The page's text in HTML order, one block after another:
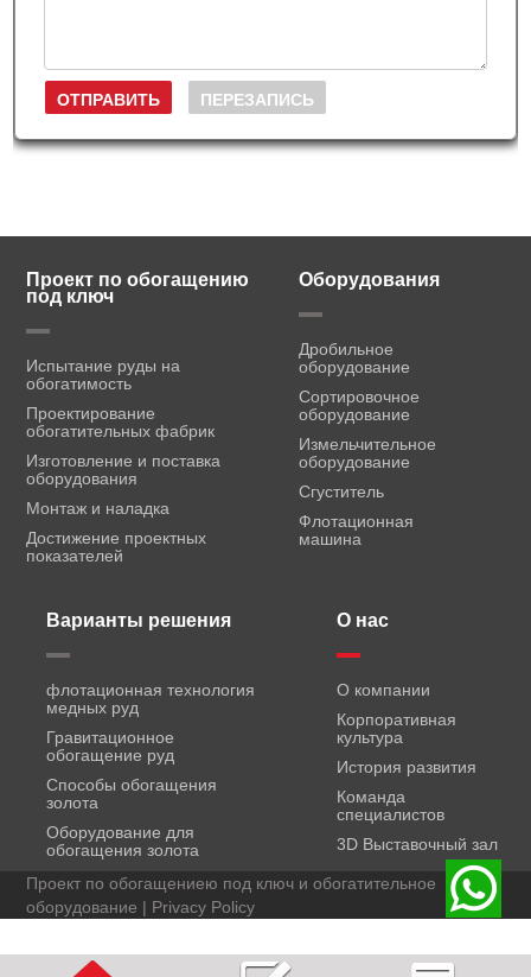
Проект по обогащению
под ключ
Испытание руды на
обогатимость
Проектирование
обогатительных фабрик
Изготовление и поставка
оборудования
Монтаж и наладка
Достижение проектных
показателей
Оборудования
Дробильное
оборудование
Сортировочное
оборудование
Измельчительное
оборудование
Сгуститель
Флотационная
машина
Варианты решения
флотационная технология
медных руд
Гравитационное
обогащение руд
Способы обогащения
золота
Оборудование для
обогащения золота
О нас
О компании
Корпоративная
культура
История развития
Команда
специалистов
3D Выставочный зал
Проект по обогащениею под ключ и обогатительное
оборудование | Privacy Policy